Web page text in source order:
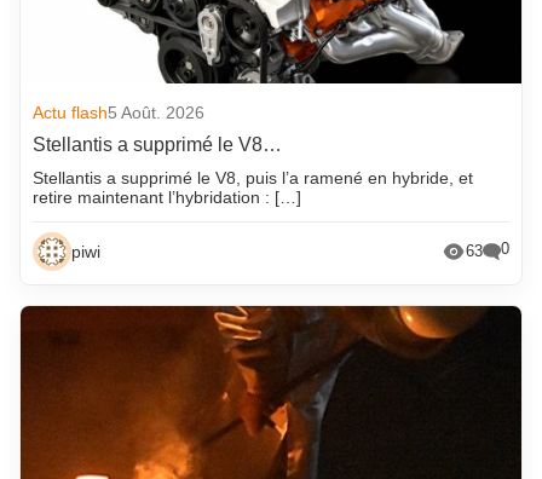
Actu flash5 Août. 2026
Stellantis a supprimé le V8…
Stellantis a supprimé le V8, puis l’a ramené en hybride, et
retire maintenant l’hybridation : […]
piwi 63 0